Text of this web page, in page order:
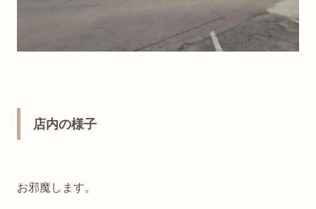
店内の様子
お邪魔します。